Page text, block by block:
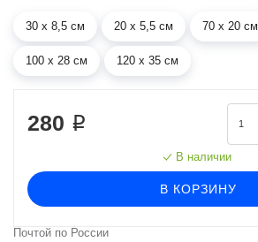
30 х 8,5 см 20 х 5,5 см 70 х 20 см
100 х 28 см 120 х 35 см
280 ₽
В наличии
В КОРЗИНУ
Почтой по России